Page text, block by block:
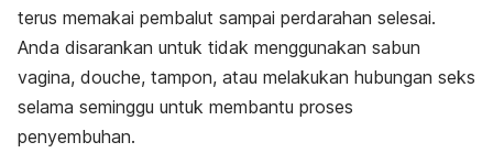
terus memakai pembalut sampai perdarahan selesai.
Anda disarankan untuk tidak menggunakan sabun
vagina, douche, tampon, atau melakukan hubungan seks
selama seminggu untuk membantu proses
penyembuhan.